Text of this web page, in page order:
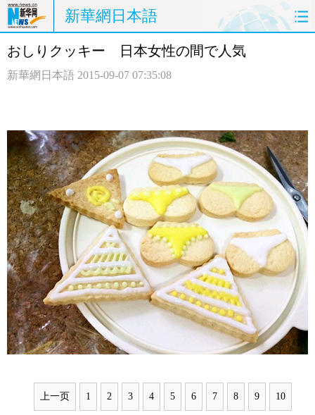
新華網日本語
ホームページ 政治
中日対訳
おしりクッキー 日本女性の間で人気
新華網日本語 2015-09-07 07:35:08
上一页 1 2 3 4 5 6 7 8 9 10